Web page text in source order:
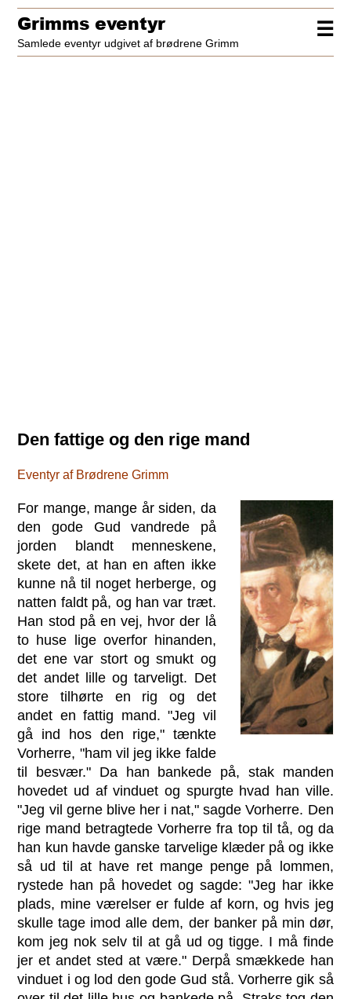
☰
Grimms eventyr
Samlede eventyr udgivet af brødrene Grimm
Den fattige og den rige mand
Eventyr af Brødrene Grimm
For mange, mange år siden, da
den gode Gud vandrede på
jorden blandt menneskene,
skete det, at han en aften ikke
kunne nå til noget herberge, og
natten faldt på, og han var træt.
Han stod på en vej, hvor der lå
to huse lige overfor hinanden,
det ene var stort og smukt og
det andet lille og tarveligt. Det
store tilhørte en rig og det
andet en fattig mand. "Jeg vil
gå ind hos den rige," tænkte
Vorherre, "ham vil jeg ikke falde
til besvær." Da han bankede på, stak manden
hovedet ud af vinduet og spurgte hvad han ville.
"Jeg vil gerne blive her i nat," sagde Vorherre. Den
rige mand betragtede Vorherre fra top til tå, og da
han kun havde ganske tarvelige klæder på og ikke
så ud til at have ret mange penge på lommen,
rystede han på hovedet og sagde: "Jeg har ikke
plads, mine værelser er fulde af korn, og hvis jeg
skulle tage imod alle dem, der banker på min dør,
kom jeg nok selv til at gå ud og tigge. I må finde
jer et andet sted at være." Derpå smækkede han
vinduet i og lod den gode Gud stå. Vorherre gik så